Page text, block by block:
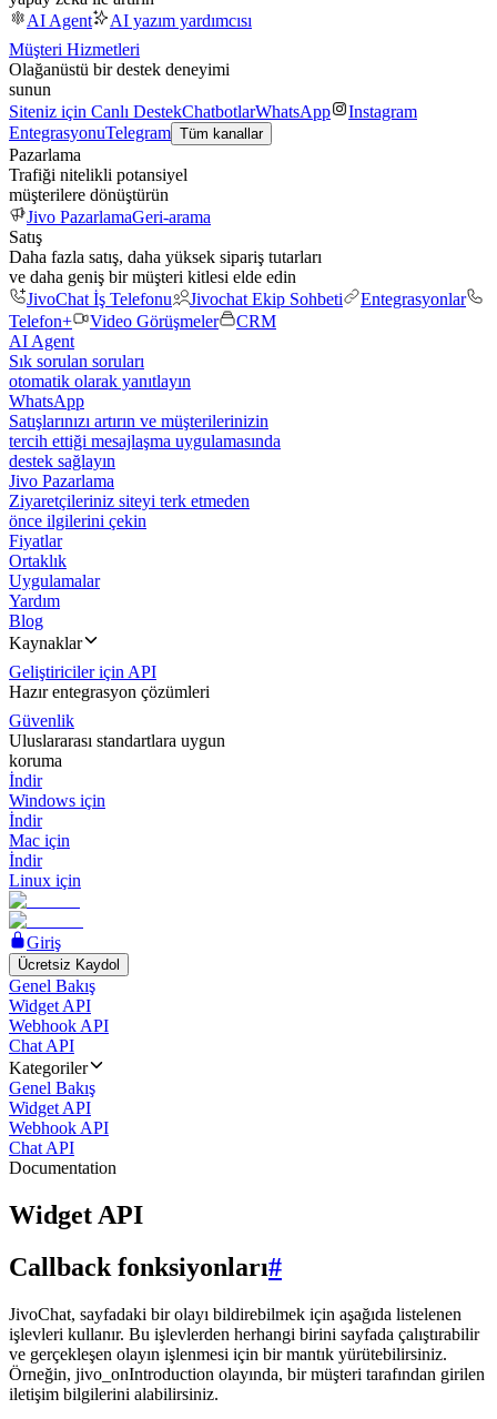
AI Agent
AI yazım yardımcısı
Müşteri Hizmetleri
Olağanüstü bir destek deneyimi
sunun
Siteniz için Canlı DestekChatbotlarWhatsApp
Instagram
EntegrasyonuTelegram Tüm kanallar
Pazarlama
Trafiği nitelikli potansiyel
müşterilere dönüştürün
Jivo PazarlamaGeri-arama
Satış
Daha fazla satış, daha yüksek sipariş tutarları
ve daha geniş bir müşteri kitlesi elde edin
JivoChat İş Telefonu
Jivochat Ekip Sohbeti
Entegrasyonlar
Telefon+
Video Görüşmeler
CRM
AI Agent
Sık sorulan soruları
otomatik olarak yanıtlayın
WhatsApp
Satışlarınızı artırın ve müşterilerinizin
tercih ettiği mesajlaşma uygulamasında
destek sağlayın
Jivo Pazarlama
Ziyaretçileriniz siteyi terk etmeden
önce ilgilerini çekin
Fiyatlar
Ortaklık
Uygulamalar
Yardım
Blog
Kaynaklar
Geliştiriciler için API
Hazır entegrasyon çözümleri
Güvenlik
Uluslararası standartlara uygun
koruma
İndir
Windows için
İndir
Mac için
İndir
Linux için
Giriş
Ücretsiz Kaydol
Genel Bakış
Widget API
Webhook API
Chat API
Kategoriler
Genel Bakış
Widget API
Webhook API
Chat API
Documentation
Widget API
Callback fonksiyonları#
JivoChat, sayfadaki bir olayı bildirebilmek için aşağıda listelenen
işlevleri kullanır. Bu işlevlerden herhangi birini sayfada çalıştırabilir
ve gerçekleşen olayın işlenmesi için bir mantık yürütebilirsiniz.
Örneğin, jivo_onIntroduction olayında, bir müşteri tarafından girilen
iletişim bilgilerini alabilirsiniz.